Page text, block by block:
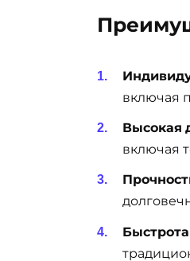
включая
Высокая
включая